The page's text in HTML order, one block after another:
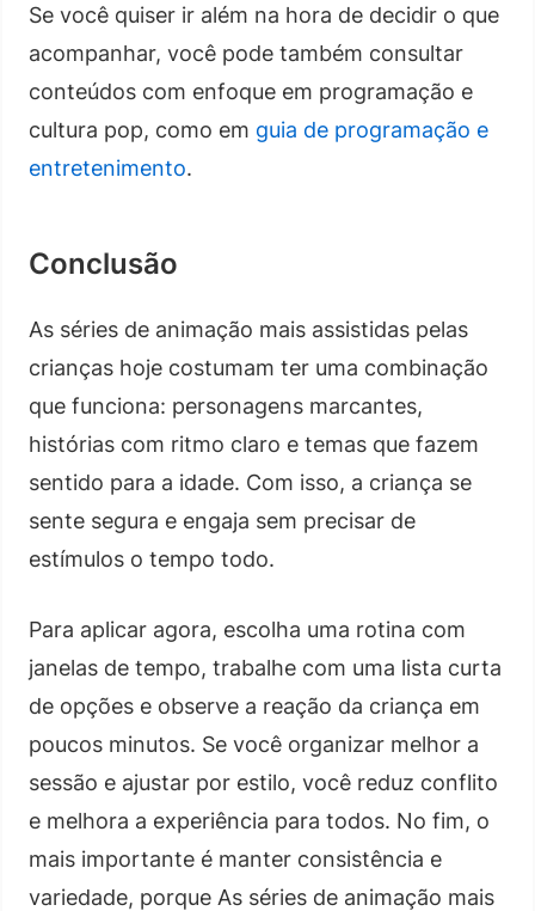
Se você quiser ir além na hora de decidir o que
acompanhar, você pode também consultar
conteúdos com enfoque em programação e
cultura pop, como em guia de programação e
entretenimento.
Conclusão
As séries de animação mais assistidas pelas
crianças hoje costumam ter uma combinação
que funciona: personagens marcantes,
histórias com ritmo claro e temas que fazem
sentido para a idade. Com isso, a criança se
sente segura e engaja sem precisar de
estímulos o tempo todo.
Para aplicar agora, escolha uma rotina com
janelas de tempo, trabalhe com uma lista curta
de opções e observe a reação da criança em
poucos minutos. Se você organizar melhor a
sessão e ajustar por estilo, você reduz conflito
e melhora a experiência para todos. No fim, o
mais importante é manter consistência e
variedade, porque As séries de animação mais